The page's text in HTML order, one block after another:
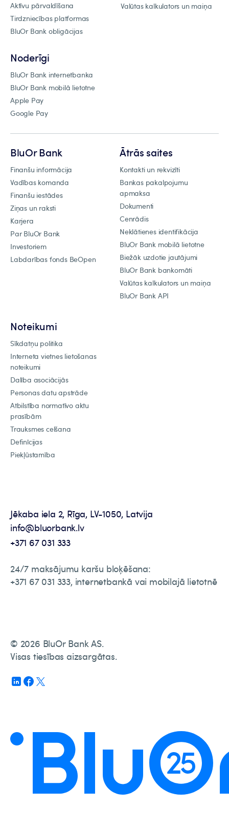
Aktīvu pārvaldīšana
Tirdzniecības platformas
BluOr Bank obligācijas
Valūtas kalkulators un maiņa
Noderīgi
BluOr Bank internetbanka
BluOr Bank mobilā lietotne
Apple Pay
Google Pay
BluOr Bank
Finanšu informācija
Vadības komanda
Finanšu iestādes
Ziņas un raksti
Karjera
Par BluOr Bank
Investoriem
Labdarības fonds BeOpen
Ātrās saites
Kontakti un rekvizīti
Bankas pakalpojumu
apmaksa
Dokumenti
Cenrādis
Neklātienes identifikācija
BluOr Bank mobilā lietotne
Biežāk uzdotie jautājumi
BluOr Bank bankomāti
Valūtas kalkulators un maiņa
BluOr Bank API
Noteikumi
Sīkdatņu politika
Interneta vietnes lietošanas
noteikumi
Dalība asociācijās
Personas datu apstrāde
Atbilstība normatīvo aktu
prasībām
Trauksmes celšana
Definīcijas
Piekļūstamība
Jēkaba iela 2, Rīga, LV-1050, Latvija
info@bluorbank.lv
+371 67 031 333
24/7 maksājumu karšu bloķēšana:
+371 67 031 333, internetbankā vai mobilajā lietotnē
© 2026 BluOr Bank AS.
Visas tiesības aizsargātas.